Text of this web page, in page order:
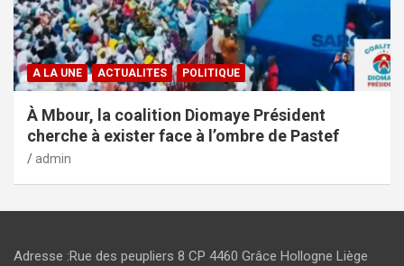
A LA UNE ACTUALITES POLITIQUE
À Mbour, la coalition Diomaye Président
cherche à exister face à l’ombre de Pastef
admin
Adresse :Rue des peupliers 8 CP 4460 Grâce Hollogne Liège